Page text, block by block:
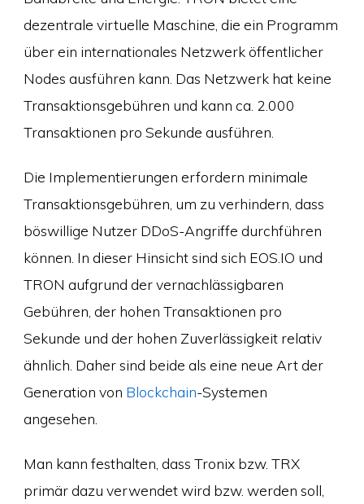
dezentrale virtuelle Maschine, die ein Programm
über ein internationales Netzwerk öffentlicher
Nodes ausführen kann. Das Netzwerk hat keine
Transaktionsgebühren und kann ca. 2.000
Transaktionen pro Sekunde ausführen.
Die Implementierungen erfordern minimale
Transaktionsgebühren, um zu verhindern, dass
böswillige Nutzer DDoS-Angriffe durchführen
können. In dieser Hinsicht sind sich EOS.IO und
TRON aufgrund der vernachlässigbaren
Gebühren, der hohen Transaktionen pro
Sekunde und der hohen Zuverlässigkeit relativ
ähnlich. Daher sind beide als eine neue Art der
Generation von Blockchain-Systemen
angesehen.
Man kann festhalten, dass Tronix bzw. TRX
primär dazu verwendet wird bzw. werden soll,